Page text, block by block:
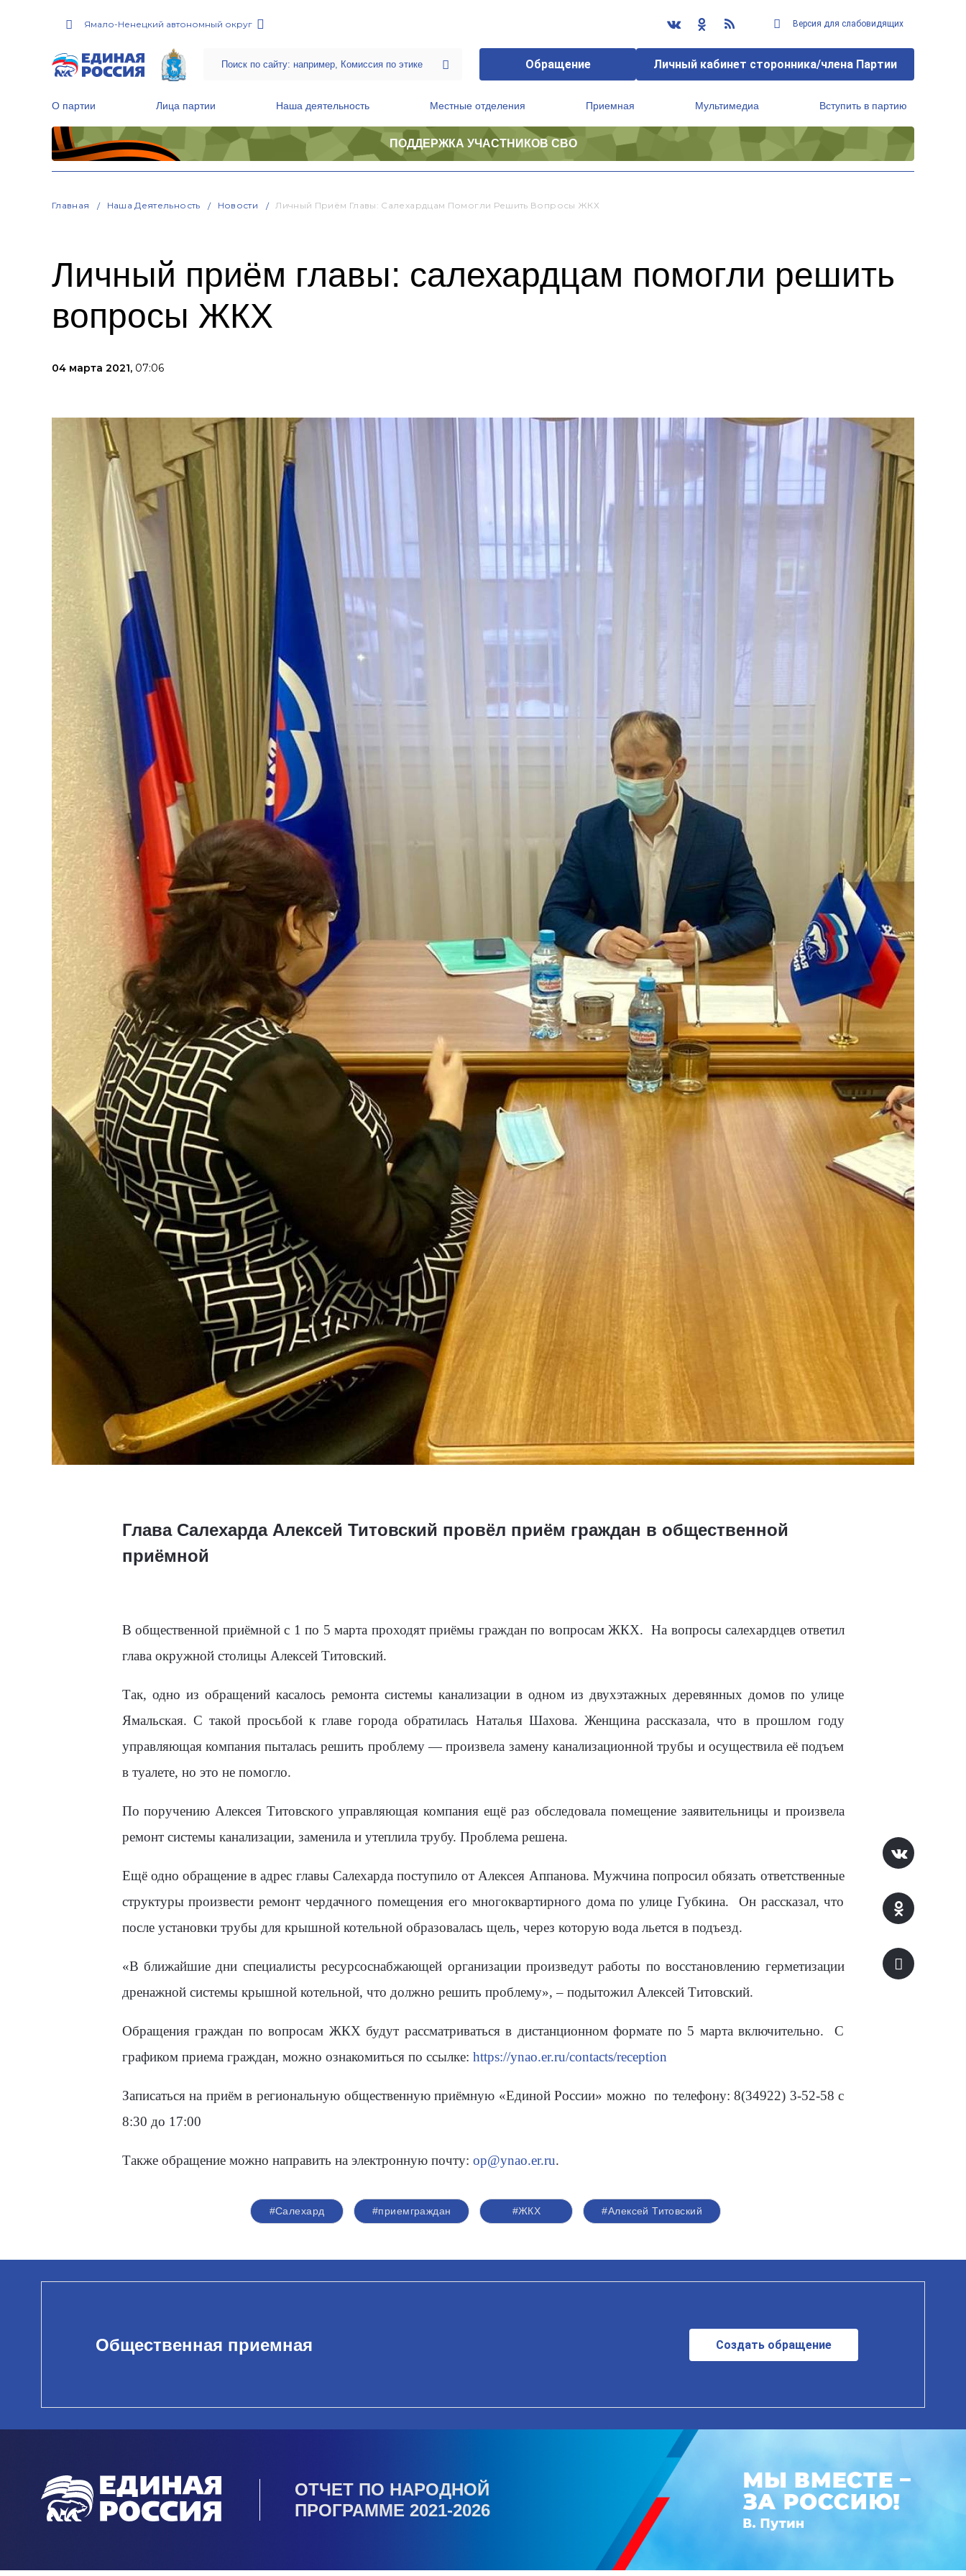
Ямало-Ненецкий автономный округ Версия для слабовидящих
Обращение Личный кабинет сторонника/члена Партии
О партии Лица партии Наша деятельность Местные отделения Приемная Мультимедиа Вступить в партию
ПОДДЕРЖКА УЧАСТНИКОВ СВО
Главная Наша Деятельность Новости Личный Приём Главы: Салехардцам Помогли Решить Вопросы ЖКХ
Личный приём главы: салехардцам помогли решить
вопросы ЖКХ
04 марта 2021, 07:06
Глава Салехарда Алексей Титовский провёл приём граждан в общественной
приёмной
В общественной приёмной с 1 по 5 марта проходят приёмы граждан по вопросам ЖКХ. На вопросы салехардцев ответил
глава окружной столицы Алексей Титовский.
Так, одно из обращений касалось ремонта системы канализации в одном из двухэтажных деревянных домов по улице
Ямальская. С такой просьбой к главе города обратилась Наталья Шахова. Женщина рассказала, что в прошлом году
управляющая компания пыталась решить проблему — произвела замену канализационной трубы и осуществила её подъем
в туалете, но это не помогло.
По поручению Алексея Титовского управляющая компания ещё раз обследовала помещение заявительницы и произвела
ремонт системы канализации, заменила и утеплила трубу. Проблема решена.
Ещё одно обращение в адрес главы Салехарда поступило от Алексея Аппанова. Мужчина попросил обязать ответственные
структуры произвести ремонт чердачного помещения его многоквартирного дома по улице Губкина. Он рассказал, что
после установки трубы для крышной котельной образовалась щель, через которую вода льется в подъезд.
«В ближайшие дни специалисты ресурсоснабжающей организации произведут работы по восстановлению герметизации
дренажной системы крышной котельной, что должно решить проблему», – подытожил Алексей Титовский.
Обращения граждан по вопросам ЖКХ будут рассматриваться в дистанционном формате по 5 марта включительно. С
графиком приема граждан, можно ознакомиться по ссылке: https://ynao.er.ru/contacts/reception
Записаться на приём в региональную общественную приёмную «Единой России» можно по телефону: 8(34922) 3-52-58 с
8:30 до 17:00
Также обращение можно направить на электронную почту: op@ynao.er.ru.
#Салехард #приемграждан #ЖКХ #Алексей Титовский
Общественная приемная Создать обращение
ОТЧЕТ ПО НАРОДНОЙ
ПРОГРАММЕ 2021-2026